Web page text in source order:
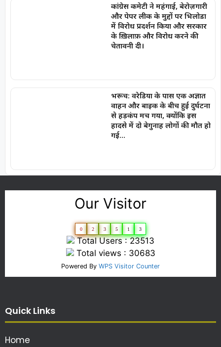
कांग्रेस कमेटी ने महंगाई, बेरोज़गारी
और पेपर लीक के मुद्दों पर भिलोडा
में विरोध प्रदर्शन किया और सरकार
के ख़िलाफ़ और विरोध करने की
चेतावनी दी।
भरूच: वरेडिया के पास एक अज्ञात
वाहन और बाइक के बीच हुई दुर्घटना
से हड़कंप मच गया, क्योंकि इस
हादसे में दो बेगुनाह लोगों की मौत हो
गई…
Our Visitor
0 2 3 5 1 3
Total Users : 23513
Total views : 30683
Powered By WPS Visitor Counter
Quick Links
Home